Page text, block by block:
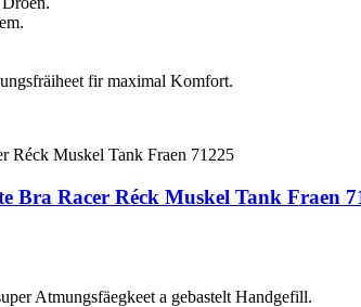
fir maximal Komfort.
Bra Racer Réck Muskel Tank Fraen
Atmungsfäegkeet a gebastelt Handgefill.